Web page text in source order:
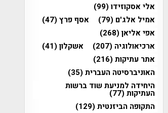
אלי אסקוזידו(99)
אמיל אלג'ם (79) אסף פרץ(47)
אפי אליאן(268)
ארכיאולוגיה (207) אשקלון(41)
אתר עתיקות(216)
האוניברסיטה העברית(35)
היחידה למניעת שוד ברשות
העתיקות(77)
התקופה הביזנטית(129)